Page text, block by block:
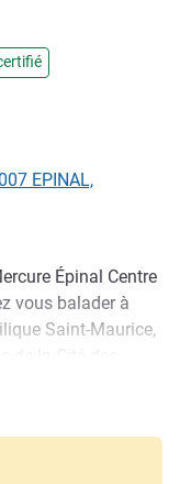
EPINAL,
Épinal Centre
vous balader à
Saint-Maurice,
être et d'un soin
ou un repas